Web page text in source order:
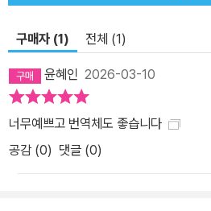
구매자 (1) 전체 (1)
윤혜인 2026-03-10
너무예쁘고 번역체도 좋습니다
공감 (0) 댓글 (0)